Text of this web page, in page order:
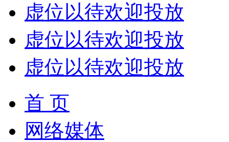
虚位以待欢迎投放
虚位以待欢迎投放
虚位以待欢迎投放
首 页
网络媒体